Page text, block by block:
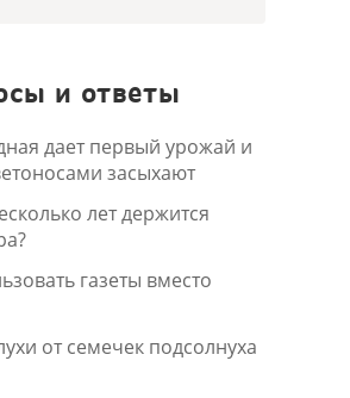
и ответы
дает первый урожай и
засыхают
лет держится
газеты вместо
от семечек подсолнуха